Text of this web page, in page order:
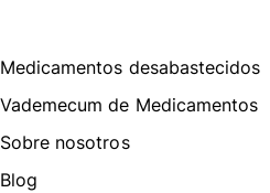
Medicamentos desabastecidos
Vademecum de Medicamentos
Sobre nosotros
Blog